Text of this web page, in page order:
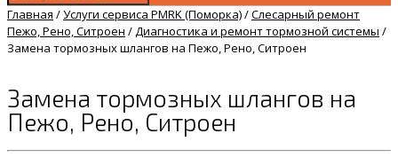
Главная /Услуги сервиса PMRK (Поморка)/Слесарный ремонт
Пежо, Рено, Ситроен /Диагностика и ремонт тормозной системы /
Замена тормозных шлангов на Пежо, Рено, Ситроен
Замена тормозных шлангов на
Пежо, Рено, Ситроен